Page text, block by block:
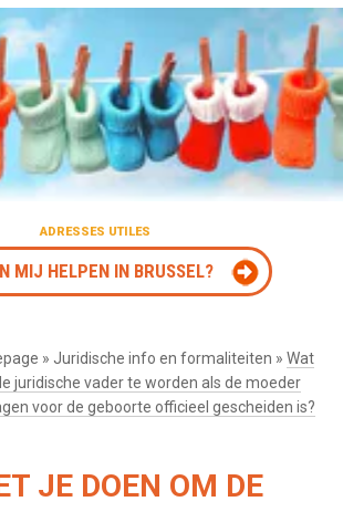
ADRESSES UTILES
MIJ HELPEN IN BRUSSEL?
» Juridische info en formaliteiten »Wat
juridische vader te worden als de moeder
voor de geboorte officieel gescheiden is?
JE DOEN OM DE